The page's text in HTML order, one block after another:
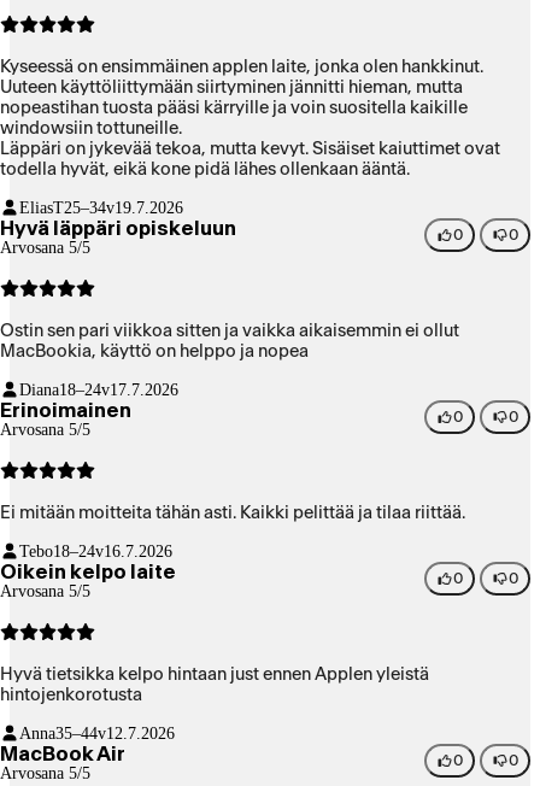
Kyseessä on ensimmäinen applen laite, jonka olen hankkinut.
Uuteen käyttöliittymään siirtyminen jännitti hieman, mutta
nopeastihan tuosta pääsi kärryille ja voin suositella kaikille
windowsiin tottuneille.
Läppäri on jykevää tekoa, mutta kevyt. Sisäiset kaiuttimet ovat
todella hyvät, eikä kone pidä lähes ollenkaan ääntä.
EliasT25–34v19.7.2026
Hyvä läppäri opiskeluun
Arvosana 5/5
0 0
Ostin sen pari viikkoa sitten ja vaikka aikaisemmin ei ollut
MacBookia, käyttö on helppo ja nopea
Diana18–24v17.7.2026
Erinoimainen
Arvosana 5/5
0 0
Ei mitään moitteita tähän asti. Kaikki pelittää ja tilaa riittää.
Tebo18–24v16.7.2026
Oikein kelpo laite
Arvosana 5/5
0 0
Hyvä tietsikka kelpo hintaan just ennen Applen yleistä
hintojenkorotusta
Anna35–44v12.7.2026
MacBook Air
Arvosana 5/5
0 0